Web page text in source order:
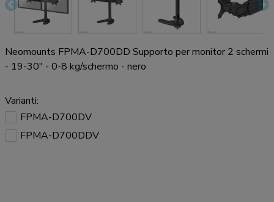
Neomounts FPMA-D700DD Supporto per monitor 2 schermi
- 19-30" - 0-8 kg/schermo - nero
Varianti:
FPMA-D700DV
FPMA-D700DDV